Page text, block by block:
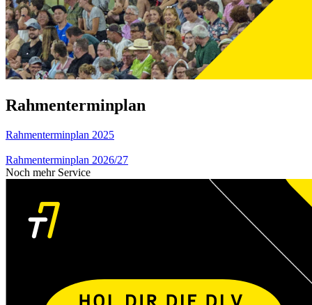
Rahmenterminplan
Rahmenterminplan 2025
Rahmenterminplan 2026/27
Noch mehr Service